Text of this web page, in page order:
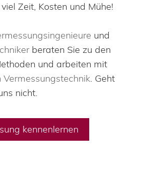
Zeit, Kosten und Mühe!
und
beraten Sie zu den
und arbeiten mit
Vermessungstechnik. Geht
nicht.
kennenlernen